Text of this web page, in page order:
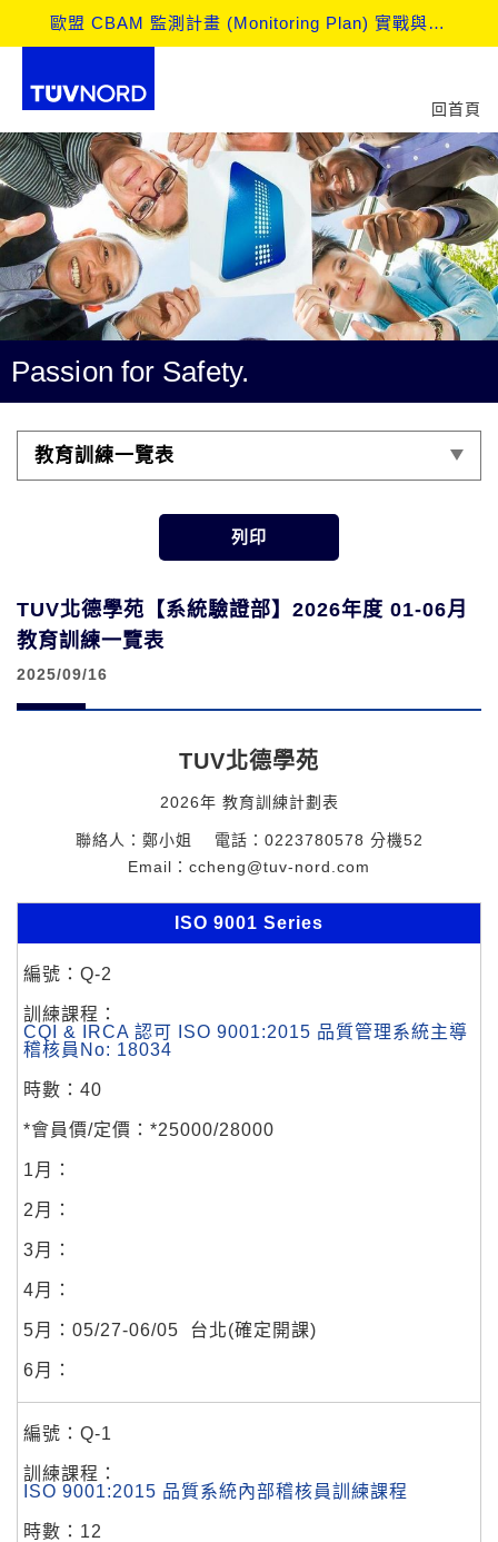
回首頁
歐盟 CBAM 監測計畫 (Monitoring Plan) 實戰與查證深度解析工作坊
Passion for Safety.
教育訓練一覽表
TUV北德學苑【系統驗證部】2026年度 01-06月
教育訓練一覽表
2025/09/16
TUV北德學苑
2026年 教育訓練計劃表
聯絡人：鄭小姐
電話：0223780578 分機52
Email：ccheng@tuv-nord.com
ISO 9001 Series
Q-2
CQI & IRCA 認可 ISO 9001:2015 品質管理系統主導
稽核員No: 18034
40
*25000/28000
05/27-06/05 台北(確定開課)
Q-1
ISO 9001:2015 品質系統內部稽核員訓練課程
12